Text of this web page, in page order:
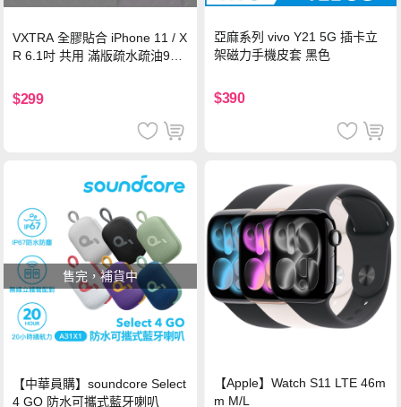
VXTRA 全膠貼合 iPhone 11 / X
R 6.1吋 共用 滿版疏水疏油9H
$299
亞麻系列 vivo Y21 5G 插卡立
架磁力手機皮套 黑色
$390
售完，補貨中
【中華員購】soundcore Select
4 GO 防水可攜式藍牙喇叭
【Apple】Watch S11 LTE 46m
m M/L